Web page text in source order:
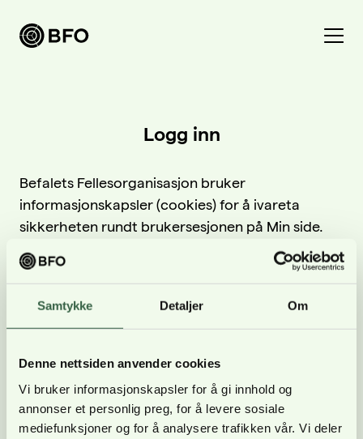
Samtykke Detaljer Om
Denne nettsiden anvender cookies
Vi bruker informasjonskapsler for å gi innhold og
annonser et personlig preg, for å levere sosiale
mediefunksjoner og for å analysere trafikken vår. Vi deler
Bli BFO-medlem
Verving
Medlemsavtaler
Forsikringer
Lønn, arbeidsvilkår og pensjon
BFO-skolen
Om BFO
Logg inn
Befalets Fellesorganisasjon bruker
informasjonskapsler (cookies) for å ivareta
sikkerheten rundt brukersesjonen på Min side.
Ved å logge inn godtar du bruk av
informasjonskapsler for å opprettholde din
innlogging.